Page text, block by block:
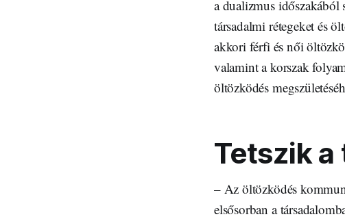
a dualizmus
társadalmi rétegeket és
akkori férfi és női
valamint a korszak
öltözködés
Tetszik a
– Az öltözködés
elsősorban a